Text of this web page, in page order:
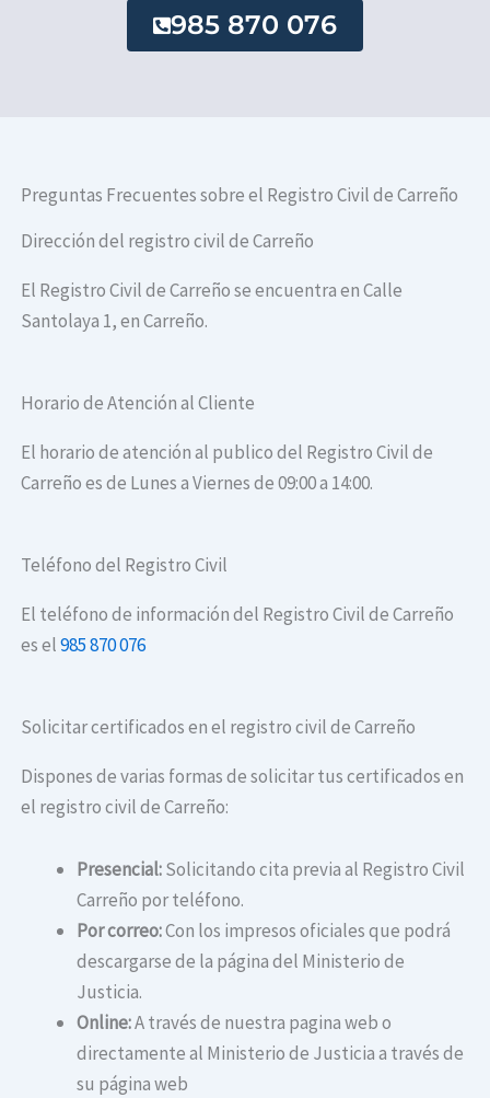
985 870 076
Preguntas Frecuentes sobre el Registro Civil de Carreño
Dirección del registro civil de Carreño
El Registro Civil de Carreño se encuentra en Calle
Santolaya 1, en Carreño.
Horario de Atención al Cliente
El horario de atención al publico del Registro Civil de
Carreño es de Lunes a Viernes de 09:00 a 14:00.
Teléfono del Registro Civil
El teléfono de información del Registro Civil de Carreño
es el985 870 076
Solicitar certificados en el registro civil de Carreño
Dispones de varias formas de solicitar tus certificados en
el registro civil de Carreño:
Presencial:Solicitando cita previa al Registro Civil
Carreño por teléfono.
Por correo:Con los impresos oficiales que podrá
descargarse de la página del Ministerio de
Justicia.
Online:A través de nuestra pagina web o
directamente al Ministerio de Justicia a través de
su página web